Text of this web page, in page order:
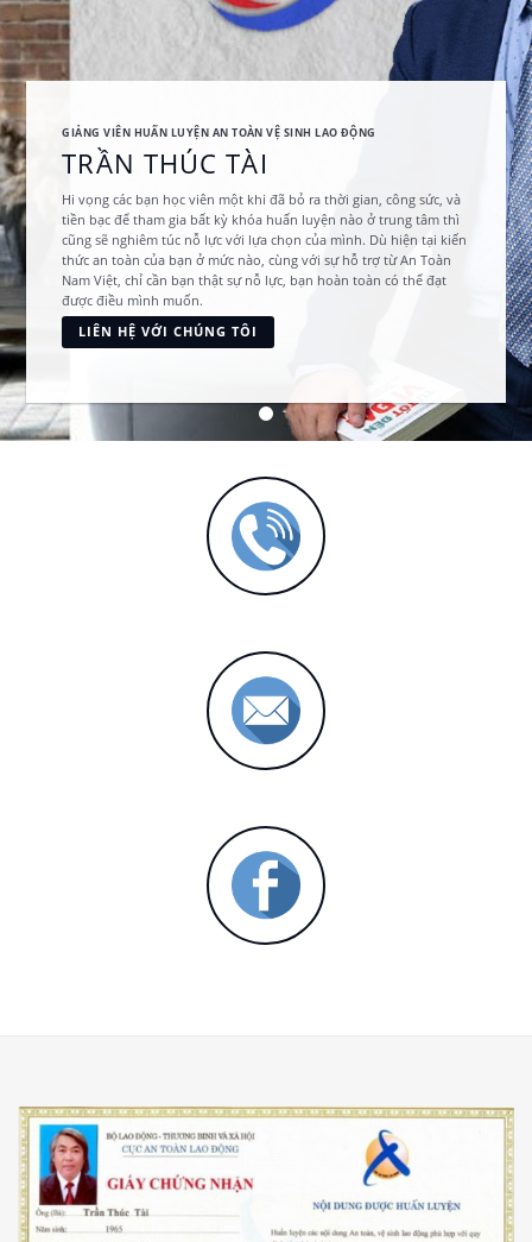
GIẢNG VIÊN HUẤN LUYỆN AN TOÀN VỆ SINH LAO ĐỘNG
TRẦN THÚC TÀI
Hi vọng các bạn học viên một khi đã bỏ ra thời gian, công sức, và
tiền bạc để tham gia bất kỳ khóa huấn luyện nào ở trung tâm thì
cũng sẽ nghiêm túc nỗ lực với lựa chọn của mình. Dù hiện tại kiến
thức an toàn của bạn ở mức nào, cùng với sự hỗ trợ từ An Toàn
Nam Việt, chỉ cần bạn thật sự nỗ lực, bạn hoàn toàn có thể đạt
được điều mình muốn.
LIÊN HỆ VỚI CHÚNG TÔI